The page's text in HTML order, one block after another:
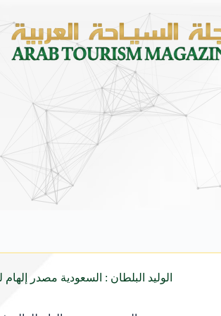
الشؤون الإسلامية” تكمل استعداداتها لاستقبال الدفعة
الوليد البلطان : السعودية مصدر